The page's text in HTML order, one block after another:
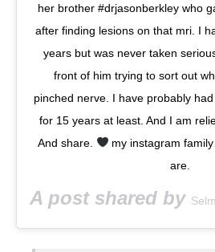
her brother #drjasonberkley who
after finding lesions on that mri. I
years but was never taken
front of him trying to sort out
pinched nerve. I have probably
for 15 years at least. And I am
And share.
my instagram
are.
A post shared by